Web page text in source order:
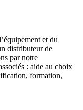
et du
distributeur de
par notre
: aide au choix
formation,